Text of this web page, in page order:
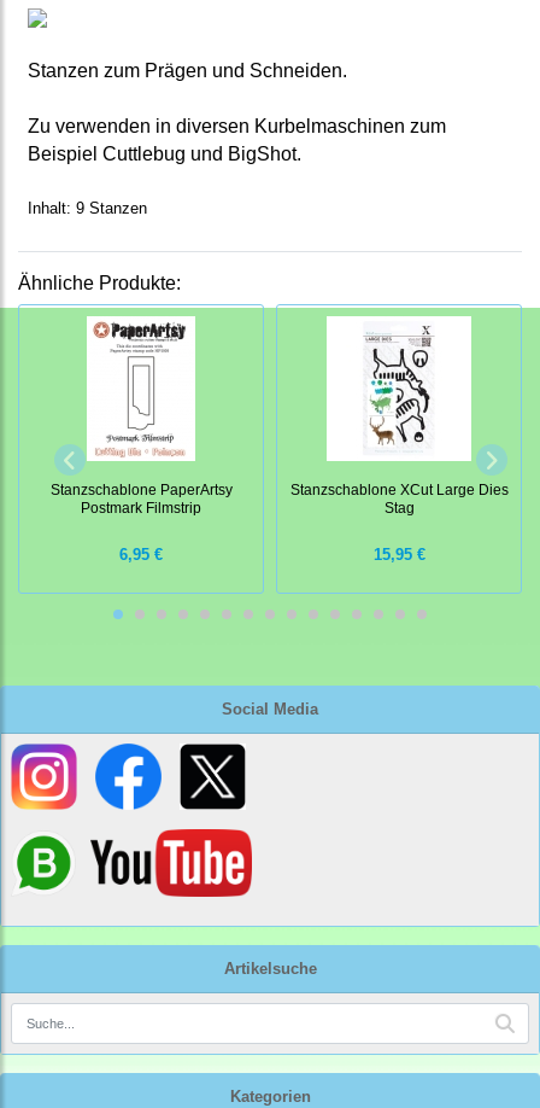
Social Media
Artikelsuche
Kategorien
Stanzen zum Prägen und Schneiden.
Zu verwenden in diversen Kurbelmaschinen zum
Beispiel Cuttlebug und BigShot.
Inhalt: 9 Stanzen
Ähnliche Produkte:
Stanzschablone PaperArtsy
Postmark Filmstrip
6,95 €
Stanzschablone XCut Large Dies
Stag
15,95 €